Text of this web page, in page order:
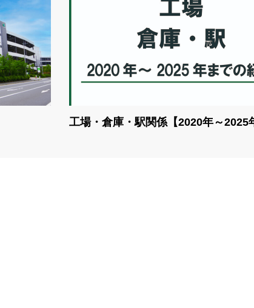
工場・倉庫・駅関係【2020年～2025